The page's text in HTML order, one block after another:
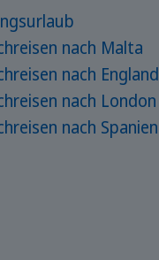
nach Malta
nach England
nach London
nach Spanien